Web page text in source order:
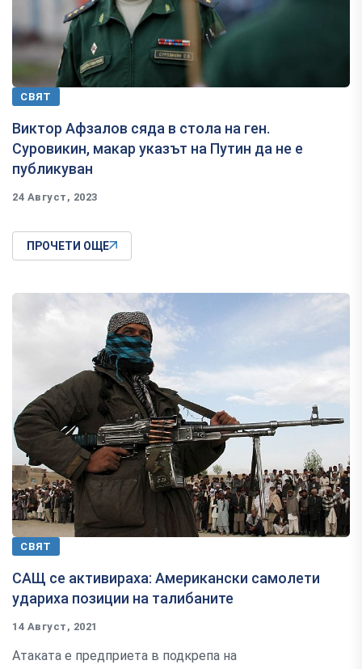
СВЯТ
Виктор Афзалов сяда в стола на ген.
Суровикин, макар указът на Путин да не е
публикуван
24 Август, 2023
ПРОЧЕТИ ОЩЕ
СВЯТ
САЩ се активираха: Американски самолети
удариха позиции на талибаните
14 Август, 2021
Атаката е предприета в подкрепа на